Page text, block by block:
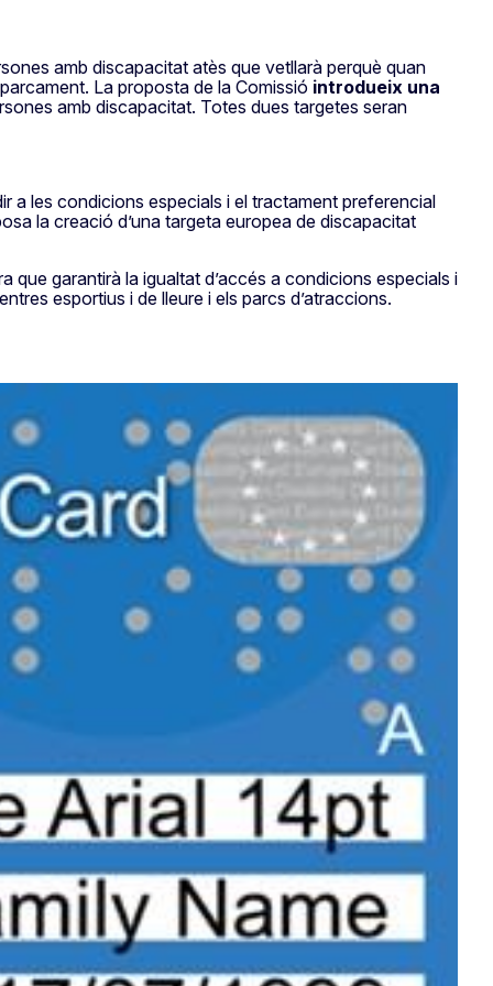
amb discapacitat atès que vetllarà perquè quan
La proposta de la Comissió introdueix una
amb discapacitat. Totes dues targetes seran
a les condicions especials i el tractament preferencial
la creació d’una targeta europea de discapacitat
que garantirà la igualtat d’accés a condicions especials i
esportius i de lleure i els parcs d’atraccions.